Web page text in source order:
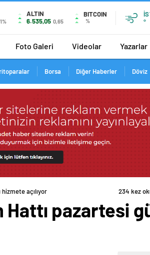
ALTIN
6.535,05 0,65
BITCOIN
%
°
Foto Galeri Videolar Yazarlar
Borsa Diğer Haberler Döviz
açılıyor 234 kez
Hattı pazartesi